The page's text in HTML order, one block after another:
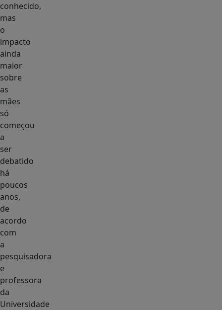
conhecido,
mas
o
impacto
ainda
maior
sobre
as
mães
só
começou
a
ser
debatido
há
poucos
anos,
de
acordo
com
a
pesquisadora
e
professora
da
Universidade